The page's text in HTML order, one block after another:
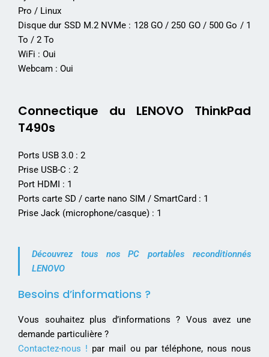
Pro / Linux
Disque dur SSD M.2 NVMe : 128 GO / 250 GO / 500 Go / 1
To / 2 To
WiFi : Oui
Webcam : Oui
Connectique du LENOVO ThinkPad
T490s
Ports USB 3.0 : 2
Prise USB-C : 2
Port HDMI : 1
Ports carte SD / carte nano SIM / SmartCard : 1
Prise Jack (microphone/casque) : 1
Découvrez tous nos PC portables reconditionnés
LENOVO
Besoins d’informations ?
Vous souhaitez plus d’informations ? Vous avez une
demande particulière ?
Contactez-nous ! par mail ou par téléphone, nous nous